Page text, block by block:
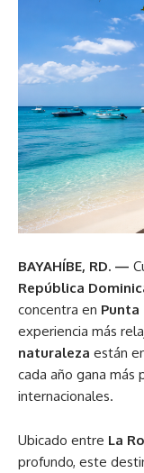
BAYAHÍBE, RD. —
República
concentra en Punta
experiencia más rela
naturaleza están
cada año gana más
internacionales.
Ubicado entre La
profundo, este